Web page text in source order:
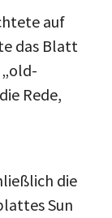
auf
das Blatt
Rede,
die
Sun